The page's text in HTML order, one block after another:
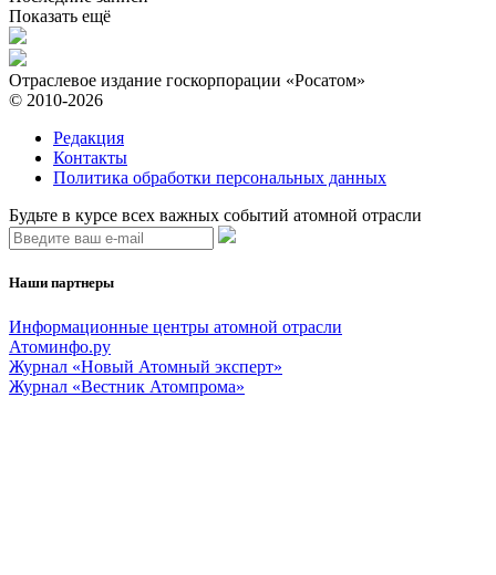
Показать ещё
Отраслевое издание госкорпорации «Росатом»
© 2010-2026
Редакция
Контакты
Политика обработки персональных данных
Будьте в курсе всех важных событий атомной отрасли
Наши партнеры
Информационные центры атомной отрасли
Атоминфо.ру
Журнал «Новый Атомный эксперт»
Журнал «Вестник Атомпрома»